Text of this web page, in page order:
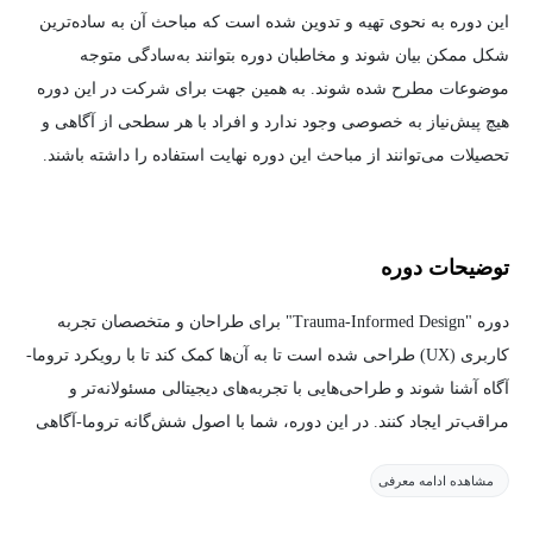
این دوره به نحوی تهیه و تدوین شده است که مباحث آن به ساده‌ترین
شکل ممکن بیان شوند و مخاطبان دوره بتوانند به‌سادگی متوجه
موضوعات مطرح شده شوند. به همین جهت برای شرکت در این دوره
هیچ پیش‌نیاز به خصوصی وجود ندارد و افراد با هر سطحی از آگاهی و
تحصیلات می‌توانند از مباحث این دوره نهایت استفاده را داشته باشند.
توضیحات دوره
دوره "Trauma-Informed Design" برای طراحان و متخصصان تجربه
کاربری (UX) طراحی شده است تا به آن‌ها کمک کند تا با رویکرد تروما-
آگاه آشنا شوند و طراحی‌هایی با تجربه‌های دیجیتالی مسئولانه‌تر و
مراقب‌تر ایجاد کنند. در این دوره، شما با اصول شش‌گانه تروما-آگاهی
آسیب کمتری وارد می‌کنند، بلکه به مراقبت و حمایت از کاربران
مشاهده ادامه معرفی